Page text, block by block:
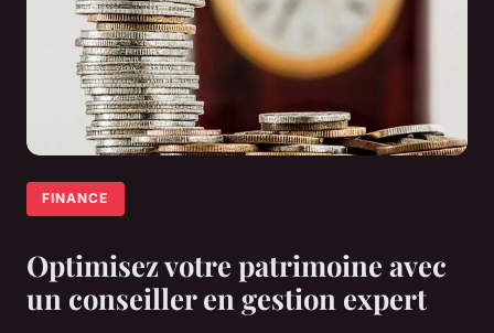
FINANCE
Optimisez votre patrimoine avec
un conseiller en gestion expert